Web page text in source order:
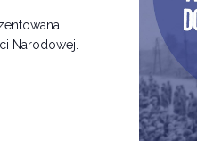
Narodowej.